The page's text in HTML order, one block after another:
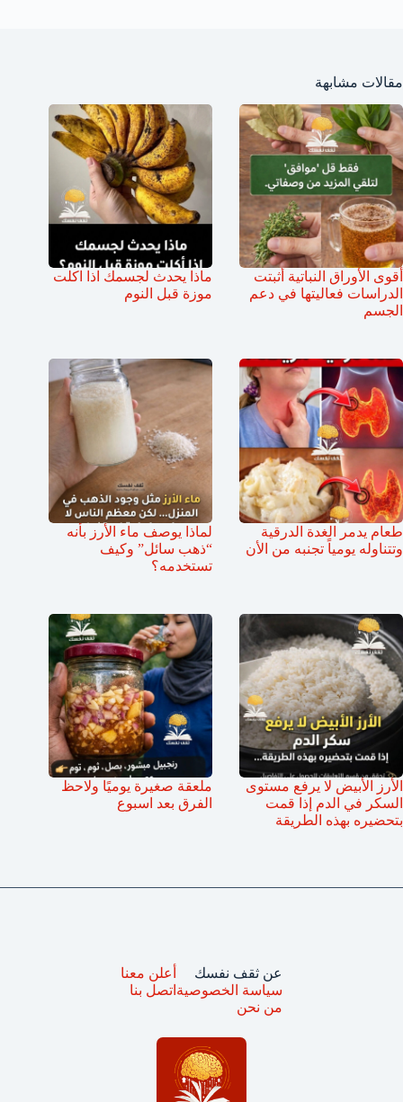
مقالات مشابهة
أقوى الأوراق النباتية أثبتت
الدراسات فعاليتها في دعم
الجسم
ماذا يحدث لجسمك اذا اكلت
موزة قبل النوم
طعام يدمر الغدة الدرقية
وتتناوله يومياً تجنبه من الأن
لماذا يوصف ماء الأرز بأنه
“ذهب سائل” وكيف
تستخدمه؟
الأرز الأبيض لا يرفع مستوى
السكر في الدم إذا قمت
بتحضيره بهذه الطريقة
ملعقة صغيرة يوميًا ولاحظ
الفرق بعد اسبوع
عن ثقف نفسك
سياسة الخصوصية
من نحن
أعلن معنا
اتصل بنا